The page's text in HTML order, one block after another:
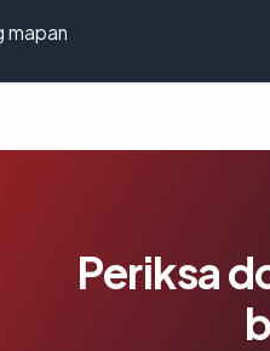
mapan
Periksa